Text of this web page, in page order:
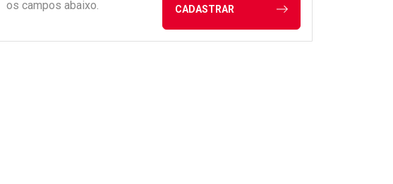
os campos abaixo.
CADASTRAR